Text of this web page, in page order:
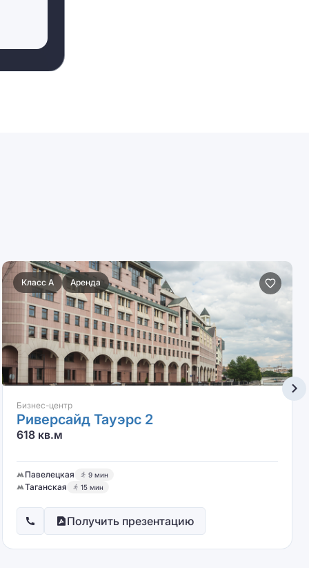
Класс A Аренда
Бизнес-центр
Риверсайд Тауэрс 2
618 кв.м
Павелецкая 9 мин
Таганская 15 мин
Получить презентацию